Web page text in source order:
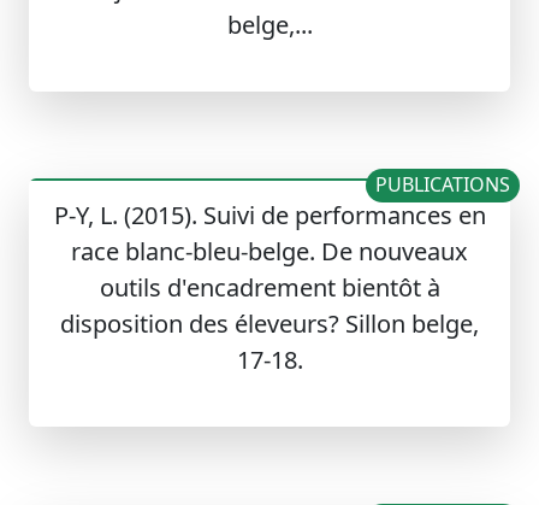
belge,...
P-Y, L. (2015). Suivi de performances en
race blanc-bleu-belge. De nouveaux
outils d'encadrement bientôt à
disposition des éleveurs? Sillon belge,
17-18.
PUBLICATIONS